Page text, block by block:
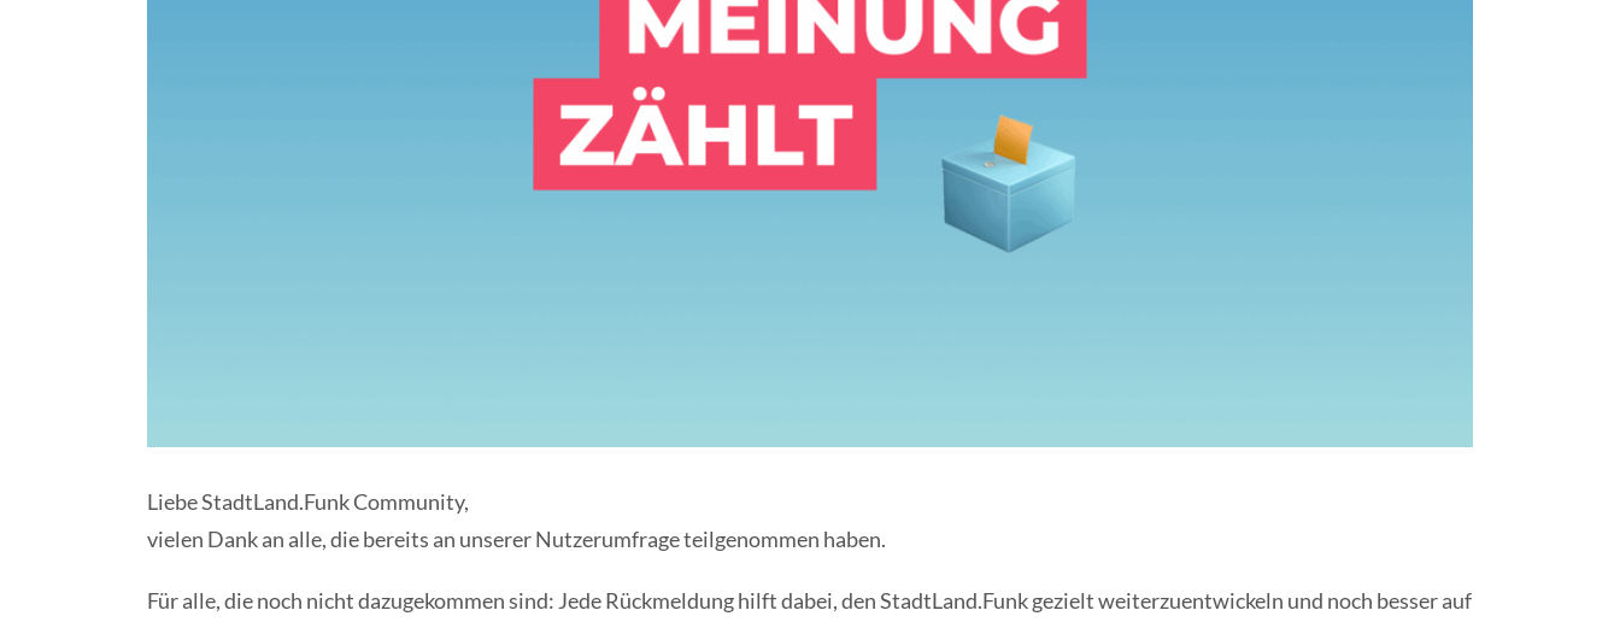
Liebe StadtLand.Funk Community,
vielen Dank an alle, die bereits an unserer Nutzerumfrage teilgenommen haben.
Für alle, die noch nicht dazugekommen sind: Jede Rückmeldung hilft dabei, den StadtLand.Funk gezielt weiterzuentwickeln und noch besser auf